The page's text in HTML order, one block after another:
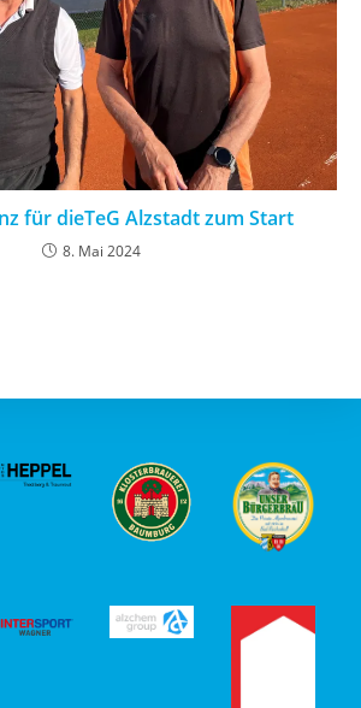
für dieTeG Alzstadt zum Start
8. Mai 2024